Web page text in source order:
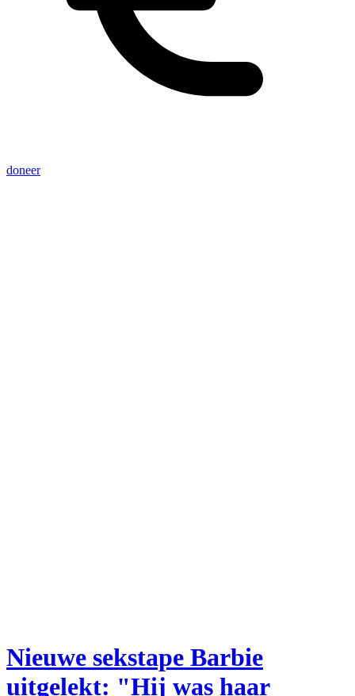
doneer
Nieuwe sekstape Barbie
uitgelekt: "Hij was haar